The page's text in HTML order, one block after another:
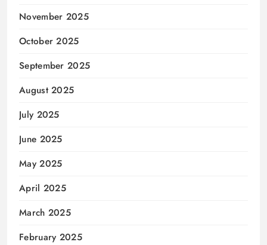
November 2025
October 2025
September 2025
August 2025
July 2025
June 2025
May 2025
April 2025
March 2025
February 2025